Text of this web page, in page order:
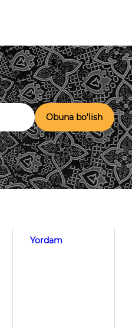
Obuna bo'lish
Yordam